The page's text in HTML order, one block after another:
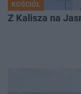
KOŚCIÓŁ
Z Kalisza na